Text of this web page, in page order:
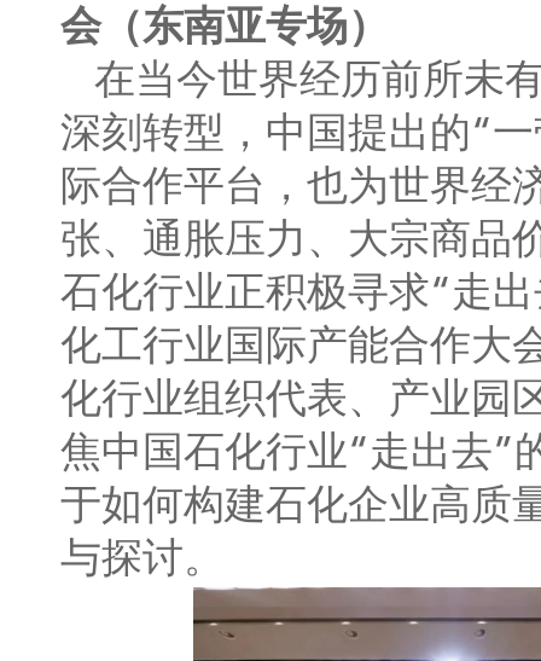
会（东南亚专场）
在当今世界经历前所未
深刻转型，中国提出的“
际合作平台，也为世界经
张、通胀压力、大宗商品
石化行业正积极寻求“走
化工行业国际产能合作大
化行业组织代表、产业园
焦中国石化行业“走出去”
于如何构建石化企业高质
与探讨。